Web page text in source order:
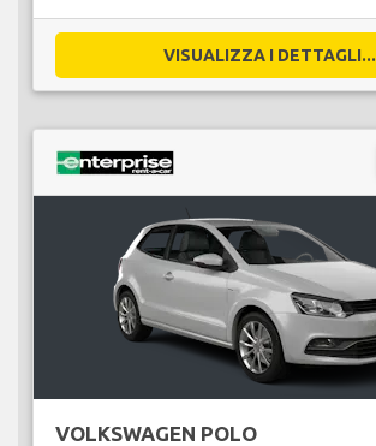
VISUALIZZA I DETTAGLI...
VOLKSWAGEN POLO